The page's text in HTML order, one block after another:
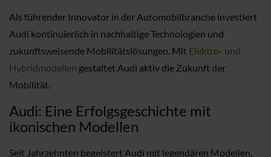
Als führender Innovator in der Automobilbranche investiert
Audi kontinuierlich in nachhaltige Technologien und
zukunftsweisende Mobilitätslösungen. Mit Elektro- und
Hybridmodellen gestaltet Audi aktiv die Zukunft der
Mobilität.
Audi: Eine Erfolgsgeschichte mit
ikonischen Modellen
Seit Jahrzehnten begeistert Audi mit legendären Modellen,